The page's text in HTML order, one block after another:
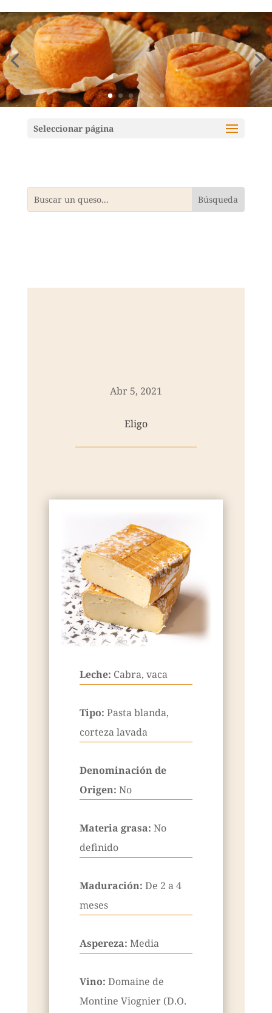
Mundoquesos
Seleccionar página
Abr 5, 2021
Eligo
Leche: Cabra, vaca
Tipo: Pasta blanda,
corteza lavada
Denominación de
Origen: No
Materia grasa: No
definido
Maduración: De 2 a 4
meses
Aspereza: Media
Vino: Domaine de
Montine Viognier (D.O.